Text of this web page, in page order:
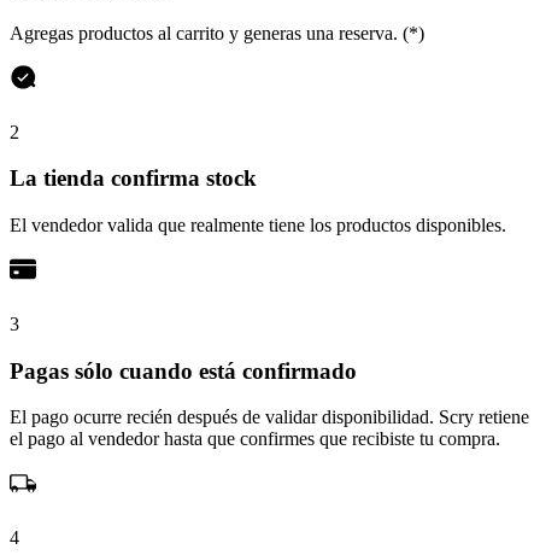
Agregas productos al carrito y generas una reserva. (*)
2
La tienda confirma stock
El vendedor valida que realmente tiene los productos disponibles.
3
Pagas sólo cuando está confirmado
El pago ocurre recién después de validar disponibilidad. Scry retiene
el pago al vendedor hasta que confirmes que recibiste tu compra.
4